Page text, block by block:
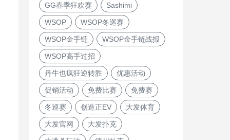
GG春季狂欢赛 Sashimi
WSOP WSOP冬巡赛
WSOP金手链 WSOP金手链战报
WSOP高手过招
丹牛也疯狂逆转胜 优惠活动
促销活动 免费比赛 免费赛
冬巡赛 创造正EV 大发体育
大发官网 大发扑克